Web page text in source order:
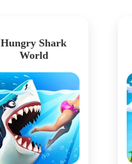
Hungry Shark
World